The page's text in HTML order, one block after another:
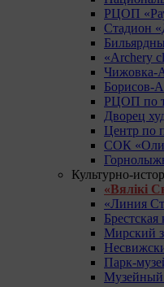
РЦОП
Стадион
«Archery
Чижовка-
Борисов-
РЦОП по
Дворец
Центр по
СОК
Культурно-
«Вялікі
«Линия
Брестская
Мирский
Парк-
Музейный